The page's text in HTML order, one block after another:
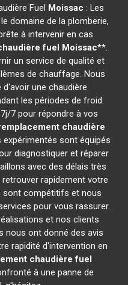
Fuel Moissac : Les
domaine de la plomberie,
à intervenir en cas
fuel Moissac**.
un service de qualité et
de chauffage. Nous
une chaudière
les périodes de froid.
7 pour répondre à vos
chaudière
sont équipés
diagnostiquer et réparer
avec des délais très
rapidement votre
compétitifs et nous
pour vous rassurer.
et nos clients
nous ont donné des avis
rapidité d'intervention en
chaudière fuel
à une panne de